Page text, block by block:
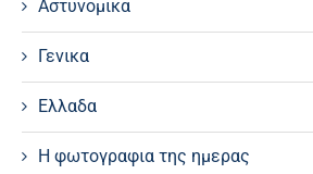
Αστυνομικα
Γενικα
Ελλαδα
Η φωτογραφια της ημερας